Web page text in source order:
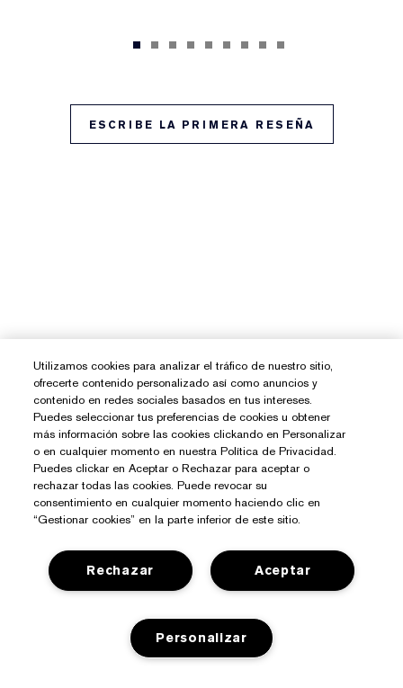
ESCRIBE LA PRIMERA RESEÑA
¿Necesitas Ayuda?
Utilizamos cookies para analizar el tráfico de nuestro sitio,
ofrecerte contenido personalizado así como anuncios y
contenido en redes sociales basados en tus intereses.
Puedes seleccionar tus preferencias de cookies u obtener
más información sobre las cookies clickando en Personalizar
o en cualquier momento en nuestra Política de Privacidad.
Puedes clickar en Aceptar o Rechazar para aceptar o
rechazar todas las cookies. Puede revocar su
consentimiento en cualquier momento haciendo clic en
“Gestionar cookies” en la parte inferior de este sitio.
Aceptar
Rechazar
Personalizar